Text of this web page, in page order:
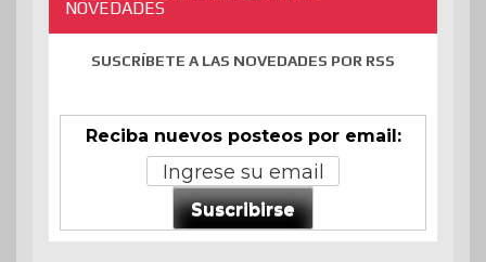
NOVEDADES
SUSCRÍBETE A LAS NOVEDADES POR RSS
Reciba nuevos posteos por email:
Suscribirse